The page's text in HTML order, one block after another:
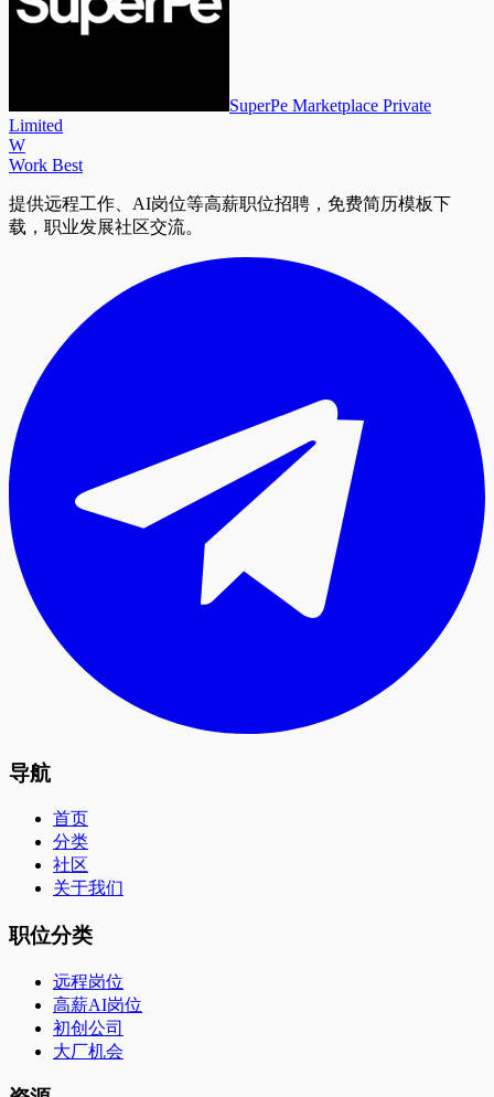
SuperPe Marketplace Private
Limited
W
Work Best
提供远程工作、AI岗位等高薪职位招聘，免费简历模板下
载，职业发展社区交流。
导航
首页
分类
社区
关于我们
职位分类
远程岗位
高薪AI岗位
初创公司
大厂机会